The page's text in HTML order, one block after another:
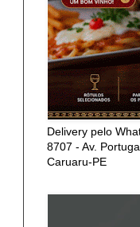
Delivery pelo
8707 - Av.
Caruaru-PE